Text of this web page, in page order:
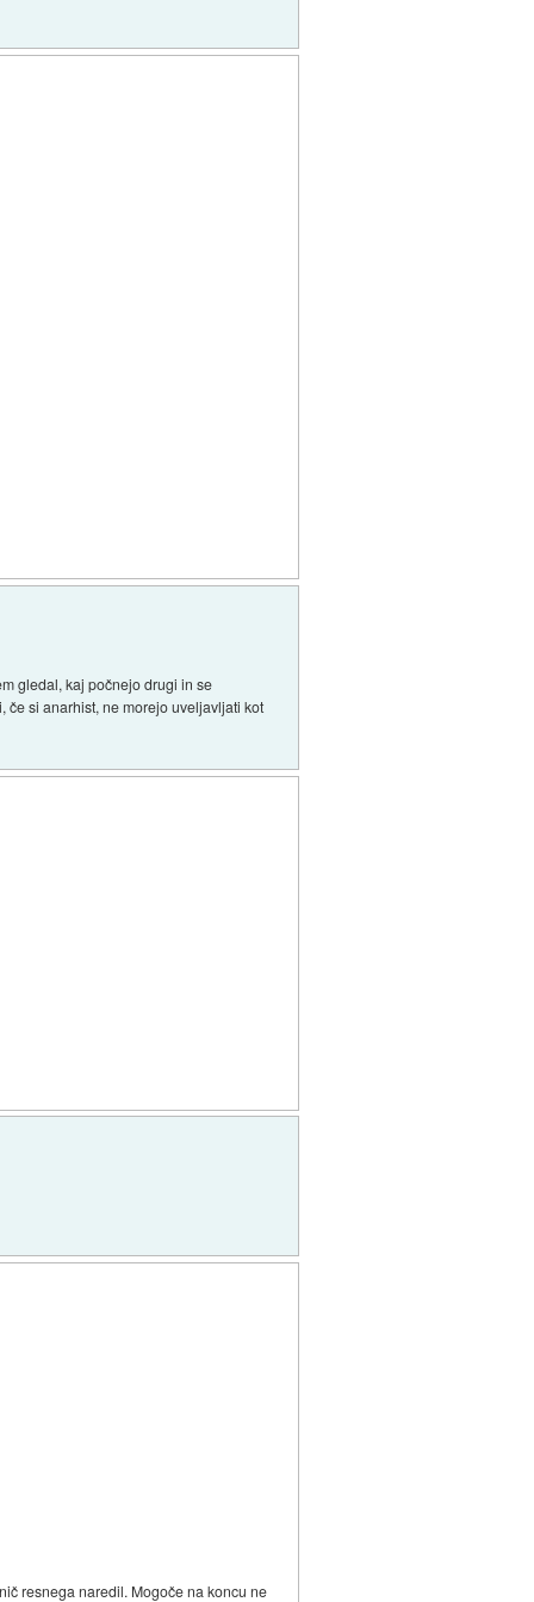
gledal, kaj počnejo drugi in se
če si anarhist, ne morejo uveljavljati kot
resnega naredil. Mogoče na koncu ne